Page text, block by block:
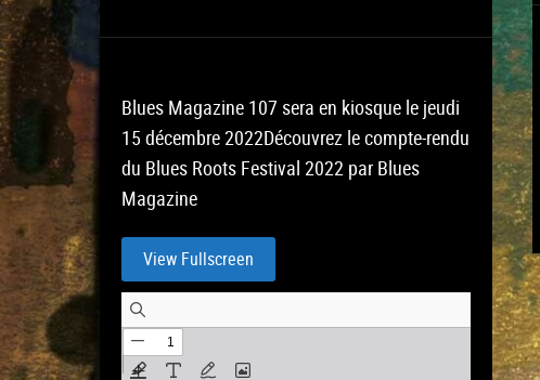
Blues Magazine 107 sera en kiosque le jeudi
15 décembre 2022Découvrez le compte-rendu
du Blues Roots Festival 2022 par Blues
Magazine
View Fullscreen